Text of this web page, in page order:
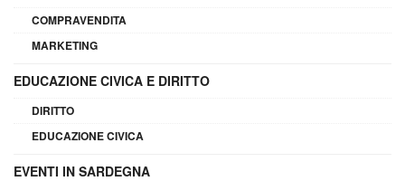
COMPRAVENDITA
MARKETING
EDUCAZIONE CIVICA E DIRITTO
DIRITTO
EDUCAZIONE CIVICA
EVENTI IN SARDEGNA